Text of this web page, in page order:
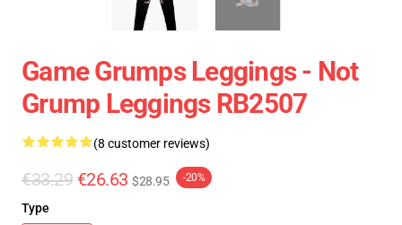
Game Grumps Leggings - Not
Grump Leggings RB2507
(8 customer reviews)
€33.29 €26.63 $28.95 -20%
Type